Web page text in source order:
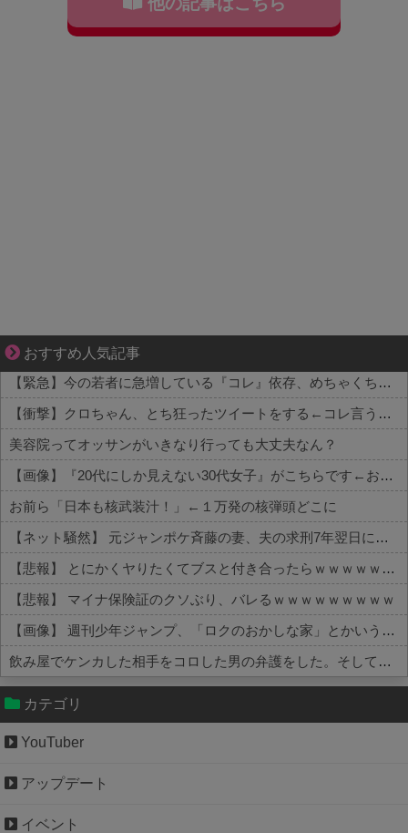
おすすめ人気記事
“変われない私”が動き出す瞬間に出会う
【緊急】今の若者に急増している『コレ』依存、めちゃくちゃ深刻な模様w w w w w w w w w w
【衝撃】クロちゃん、とち狂ったツイートをする←コレ言うほどおかしいか？？？？？？
美容院ってオッサンがいきなり行っても大丈夫なん？
【画像】『20代にしか見えない30代女子』がこちらです←お前らから見てどう？？？？？？？
お前ら「日本も核武装汁！」←１万発の核弾頭どこに
【ネット騒然】 元ジャンポケ斉藤の妻、夫の求刑7年翌日にインスタ更新！その内容がガチでヤバすぎる…
【悲報】 とにかくヤりたくてブスと付き合ったらｗｗｗｗｗｗｗｗｗｗｗｗｗｗｗ
【悲報】 マイナ保険証のクソぶり、バレるｗｗｗｗｗｗｗｗｗ
【画像】 週刊少年ジャンプ、「ロクのおかしな家」とかいう微妙な漫画を巻頭カラーにしたせいで100万部切る
飲み屋でケンカした相手をコロした男の弁護をした。そして数年後、因果応報を思わせる出来事が…
Powered by livedoor 相互RSS
カテゴリ
YouTuber
アップデート
イベント